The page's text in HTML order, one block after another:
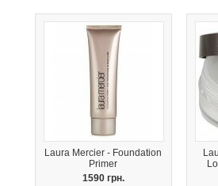
Laura Mercier - Foundation
Primer
1590 грн.